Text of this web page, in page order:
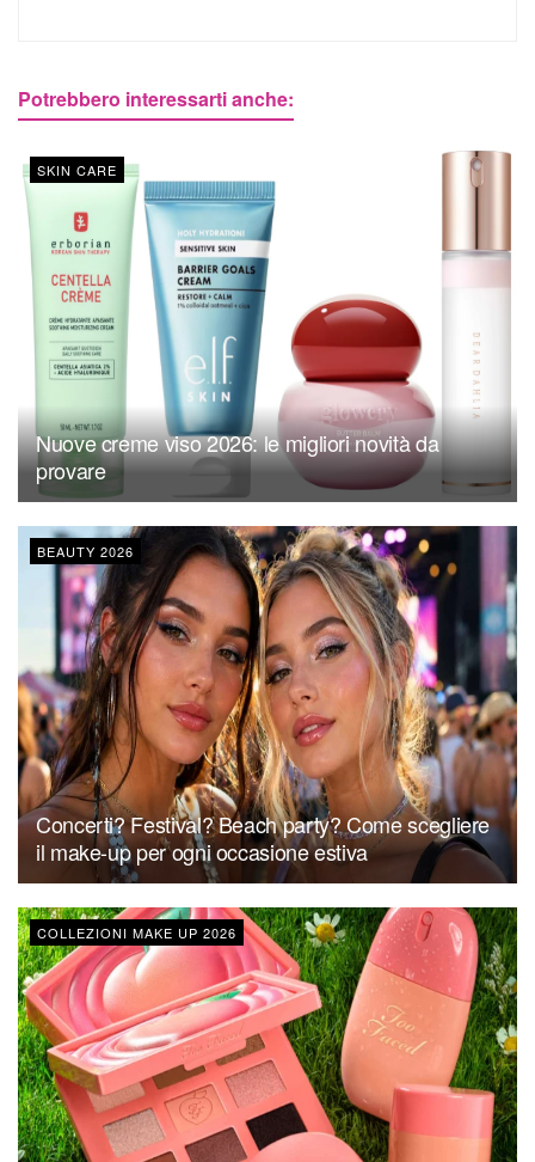
Potrebbero interessarti anche:
SKIN CARE
Nuove creme viso 2026: le migliori novità da
provare
BEAUTY 2026
Concerti? Festival? Beach party? Come scegliere
il make-up per ogni occasione estiva
COLLEZIONI MAKE UP 2026